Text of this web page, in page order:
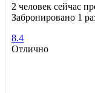
2 человек сейчас
Забронировано 1
8.4
Отлично